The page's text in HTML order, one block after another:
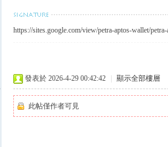
https://sites.google.com/view/petra-aptos-wallet/
發表於 2026-4-29 00:42:42 顯示全部樓層
此帖僅作者可見